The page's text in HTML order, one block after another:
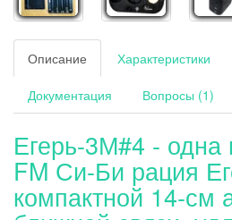
Описание Характеристики
Документация Вопросы (1)
Егерь-3М#4 - одна
FM Си-Би рация
компактной 14-см